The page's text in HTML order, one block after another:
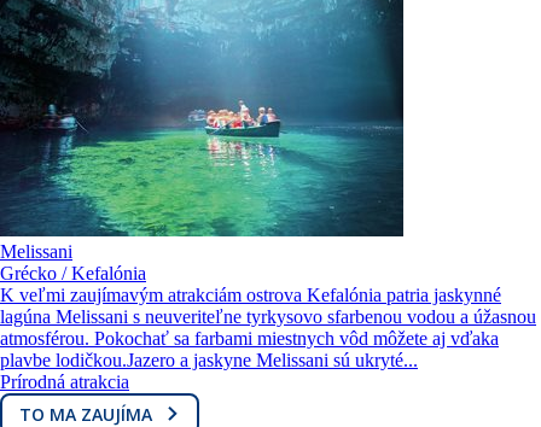
Melissani
Grécko / Kefalónia
K veľmi zaujímavým atrakciám ostrova Kefalónia patria jaskynné
lagúna Melissani s neuveriteľne tyrkysovo sfarbenou vodou a úžasnou
atmosférou. Pokochať sa farbami miestnych vôd môžete aj vďaka
plavbe lodičkou.Jazero a jaskyne Melissani sú ukryté...
Prírodná atrakcia
TO MA ZAUJÍMA